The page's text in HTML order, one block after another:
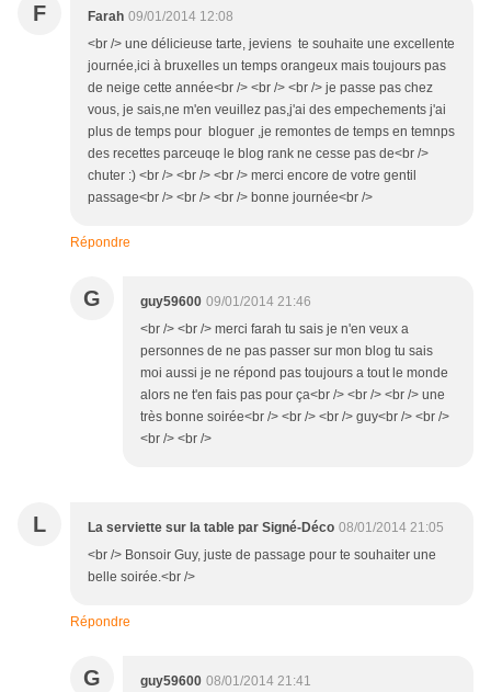
F Farah 09/01/2014 12:08
<br /> une délicieuse tarte, jeviens te souhaite une excellente
journée,ici à bruxelles un temps orangeux mais toujours pas
de neige cette année<br /> <br /> <br /> je passe pas chez
vous, je sais,ne m'en veuillez pas,j'ai des empechements j'ai
plus de temps pour bloguer ,je remontes de temps en temnps
des recettes parceuqe le blog rank ne cesse pas de<br />
chuter :) <br /> <br /> <br /> merci encore de votre gentil
passage<br /> <br /> <br /> bonne journée<br />
Répondre
G guy59600 09/01/2014 21:46
<br /> <br /> merci farah tu sais je n'en veux a
personnes de ne pas passer sur mon blog tu sais
moi aussi je ne répond pas toujours a tout le monde
alors ne t'en fais pas pour ça<br /> <br /> <br /> une
très bonne soirée<br /> <br /> <br /> guy<br /> <br />
<br /> <br />
L La serviette sur la table par Signé-Déco 08/01/2014 21:05
<br /> Bonsoir Guy, juste de passage pour te souhaiter une
belle soirée.<br />
Répondre
G guy59600 08/01/2014 21:41